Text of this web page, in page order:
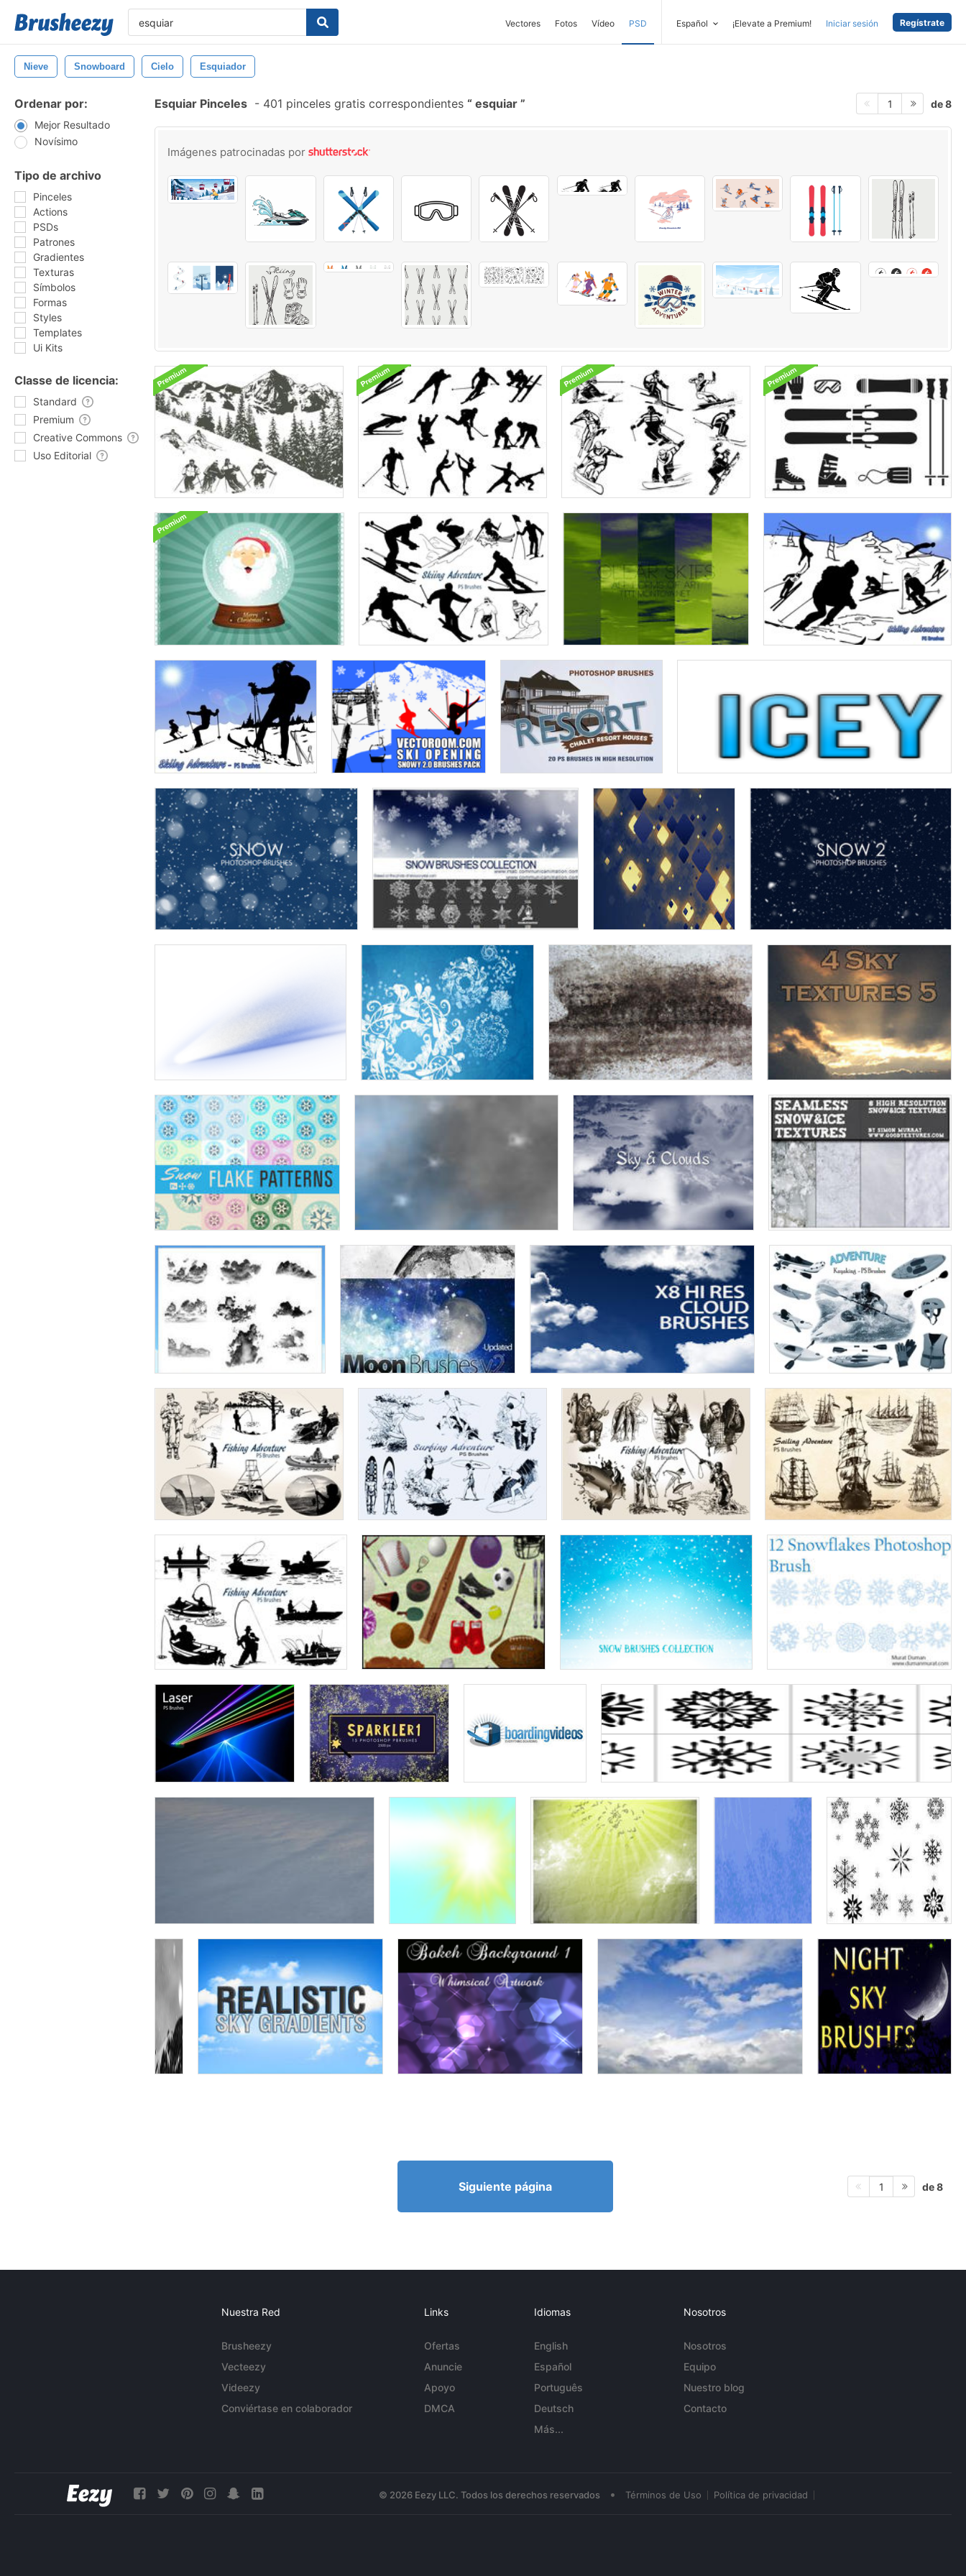
Vectores Fotos Vídeo PSD Español ¡Elevate a Premium! Iniciar sesión Regístrate
Nieve Snowboard Cielo Esquiador
Ordenar por:
Mejor Resultado
Novísimo
Tipo de archivo
Pinceles
Actions
PSDs
Patrones
Gradientes
Texturas
Símbolos
Formas
Styles
Templates
Ui Kits
Classe de licencia:
Standard
Premium
Creative Commons
Uso Editorial
Esquiar Pinceles - 401 pinceles gratis correspondientes esquiar 1 de 8
Imágenes patrocinadas por
Siguiente página 1 de 8
Nuestra Red
Brusheezy
Vecteezy
Videezy
Conviértase en colaborador
Links
Ofertas
Anuncie
Apoyo
DMCA
Idiomas
English
Español
Português
Deutsch
Más...
Nosotros
Nosotros
Equipo
Nuestro blog
Contacto
© 2026 Eezy LLC. Todos los derechos reservados • Términos de Uso Política de privacidad